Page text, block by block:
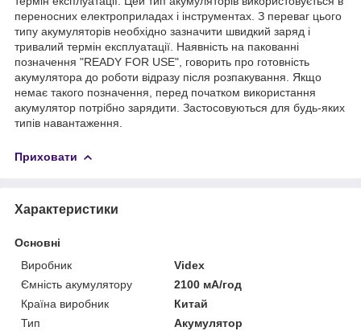
переносних електроприладах і інструментах. З переваг цього
типу акумуляторів необхідно зазначити швидкий заряд і
тривалий термін експлуатації. Наявність на пакованні
позначення "READY FOR USЕ", говорить про готовність
акумулятора до роботи відразу після розпакування. Якщо
немає такого позначення, перед початком використання
акумулятор потрібно зарядити. Застосовуються для будь-яких
типів навантаження.
Приховати
Характеристики
Основні
Виробник
Videx
Ємність акумулятору
2100 мА/год
Країна виробник
Китай
Тип
Акумулятор